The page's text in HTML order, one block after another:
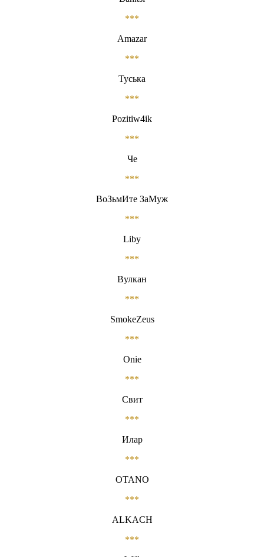
***
Amazar
***
Туська
***
Pozitiw4ik
***
Че
***
ВоЗьмИте ЗаМуж
***
Liby
***
Вулкан
***
SmokeZeus
***
Onie
***
Свит
***
Илар
***
OTANO
***
ALKACH
***